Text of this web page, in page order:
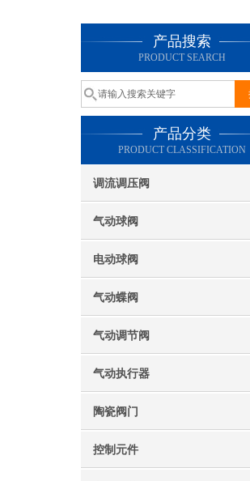
产品搜索
PRODUCT SEARCH
产品分类
PRODUCT CLASSIFICATION
调流调压阀
气动球阀
电动球阀
气动蝶阀
气动调节阀
气动执行器
陶瓷阀门
控制元件